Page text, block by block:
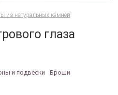
из натуральных камней
глаза
и подвески
Броши